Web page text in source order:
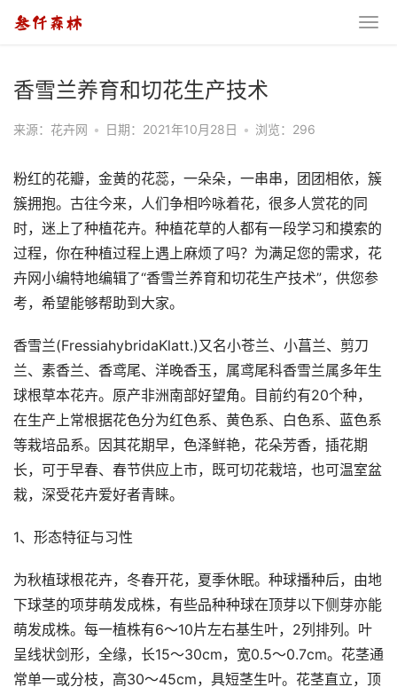
香雪兰养育和切花生产技术
来源：花卉网 • 日期：2021年10月28日 • 浏览：296
粉红的花瓣，金黄的花蕊，一朵朵，一串串，团团相依，簇
簇拥抱。古往今来，人们争相吟咏着花，很多人赏花的同
时，迷上了种植花卉。种植花草的人都有一段学习和摸索的
过程，你在种植过程上遇上麻烦了吗？为满足您的需求，花
卉网小编特地编辑了“香雪兰养育和切花生产技术”，供您参
考，希望能够帮助到大家。
香雪兰(FressiahybridaKlatt.)又名小苍兰、小菖兰、剪刀
兰、素香兰、香鸢尾、洋晚香玉，属鸢尾科香雪兰属多年生
球根草本花卉。原产非洲南部好望角。目前约有20个种，
在生产上常根据花色分为红色系、黄色系、白色系、蓝色系
等栽培品系。因其花期早，色泽鲜艳，花朵芳香，插花期
长，可于早春、春节供应上市，既可切花栽培，也可温室盆
栽，深受花卉爱好者青睐。
1、形态特征与习性
为秋植球根花卉，冬春开花，夏季休眠。种球播种后，由地
下球茎的项芽萌发成株，有些品种种球在顶芽以下侧芽亦能
萌发成株。每一植株有6～10片左右基生叶，2列排列。叶
呈线状剑形，全缘，长15～30cm，宽0.5～0.7cm。花茎通
常单一或分枝，高30～45cm，具短茎生叶。花茎直立，顶